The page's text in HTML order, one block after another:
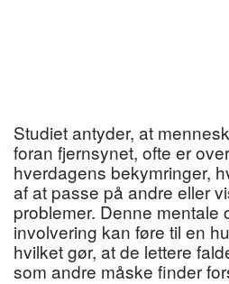
Studiet antyder, at
foran fjernsynet, ofte er
hverdagens bekymringer,
af at passe på andre eller
problemer. Denne
involvering kan føre til en
hvilket gør, at de lettere
som andre måske finder